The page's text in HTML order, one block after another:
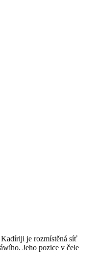
je rozmístěná síť
Jeho pozice v čele